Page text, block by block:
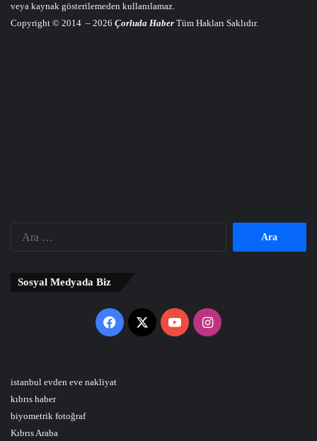
veya kaynak gösterilemeden kullanılamaz.
Copyright © 2014 – 2026 Çorluda Haber Tüm Hakları Saklıdır.
Sosyal Medyada Biz
Facebook
X YouTubeInstagram
istanbul evden eve nakliyat
kıbrıs haber
biyometrik fotoğraf
Kıbrıs Araba